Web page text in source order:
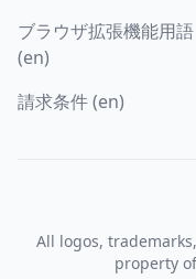
ブラウザ拡張機能用語
(en)
請求条件 (en)
All logos,
property